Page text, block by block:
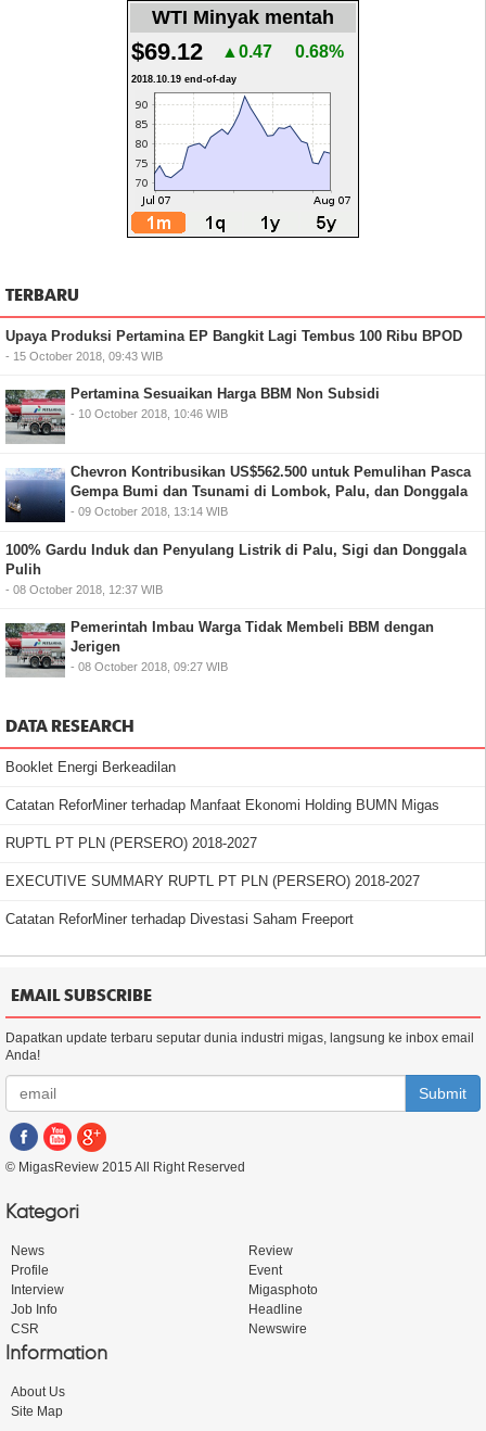
WTI Minyak mentah
$69.12 ▲0.47 0.68%
2018.10.19 end-of-day
TERBARU
Upaya Produksi Pertamina EP Bangkit Lagi Tembus 100 Ribu BPOD
- 15 October 2018, 09:43 WIB
Pertamina Sesuaikan Harga BBM Non Subsidi
- 10 October 2018, 10:46 WIB
Chevron Kontribusikan US$562.500 untuk Pemulihan Pasca
Gempa Bumi dan Tsunami di Lombok, Palu, dan Donggala
- 09 October 2018, 13:14 WIB
100% Gardu Induk dan Penyulang Listrik di Palu, Sigi dan Donggala
Pulih
- 08 October 2018, 12:37 WIB
Pemerintah Imbau Warga Tidak Membeli BBM dengan
Jerigen
- 08 October 2018, 09:27 WIB
DATA RESEARCH
Booklet Energi Berkeadilan
Catatan ReforMiner terhadap Manfaat Ekonomi Holding BUMN Migas
RUPTL PT PLN (PERSERO) 2018-2027
EXECUTIVE SUMMARY RUPTL PT PLN (PERSERO) 2018-2027
Catatan ReforMiner terhadap Divestasi Saham Freeport
EMAIL SUBSCRIBE
Dapatkan update terbaru seputar dunia industri migas, langsung ke inbox email
Anda!
Submit
© MigasReview 2015 All Right Reserved
Kategori
News
Review
Profile
Event
Interview
Migasphoto
Job Info
Headline
CSR
Newswire
Information
About Us
Site Map